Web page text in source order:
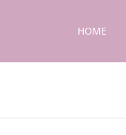
HOME